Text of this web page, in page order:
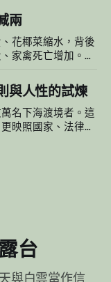
兩
花椰菜縮水，背後
家禽死亡增加。從
與人性的試煉
名下海渡境者。這
映照國家、法律與
台
與白雲當作信